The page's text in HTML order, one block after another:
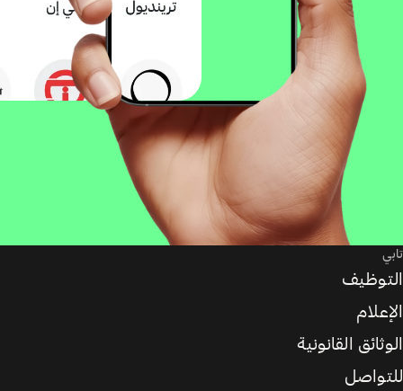
تابي
التوظيف
الإعلام
الوثائق القانونية
للتواصل